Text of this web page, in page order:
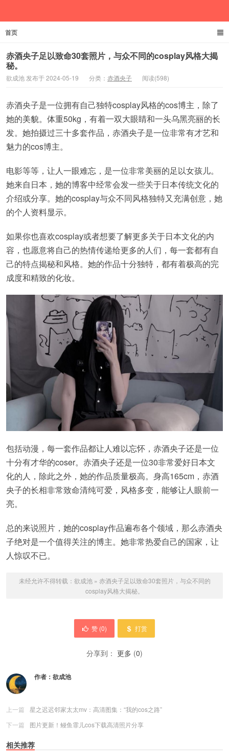
首页
赤酒央子足以致命30套照片，与众不同的cosplay风格大揭
秘。
欲成池 发布于 2024-05-19 分类： 赤酒央子 阅读(598)
赤酒央子是一位拥有自己独特cosplay风格的cos博主，除了
她的美貌。体重50kg，有着一双大眼睛和一头乌黑亮丽的长
发。她拍摄过三十多套作品，赤酒央子是一位非常有才艺和
魅力的cos博主。
电影等等，让人一眼难忘，是一位非常美丽的足以女孩儿。
她来自日本，她的博客中经常会发一些关于日本传统文化的
介绍或分享。她的cosplay与众不同风格独特又充满创意，她
的个人资料显示。
如果你也喜欢cosplay或者想要了解更多关于日本文化的内
容，也愿意将自己的热情传递给更多的人们，每一套都有自
己的特点揭秘和风格。她的作品十分独特，都有着极高的完
成度和精致的化妆。
包括动漫，每一套作品都让人难以忘怀，赤酒央子还是一位
十分有才华的coser。赤酒央子还是一位30非常爱好日本文
化的人，除此之外，她的作品质量极高。身高165cm，赤酒
央子的长相非常致命清纯可爱，风格多变，能够让人眼前一
亮。
总的来说照片，她的cosplay作品遍布各个领域，那么赤酒央
子绝对是一个值得关注的博主。她非常热爱自己的国家，让
人惊叹不已。
未经允许不得转载： 欲成池» 赤酒央子足以致命30套照片，与众不同的
cosplay风格大揭秘。
赞 (0) 打赏
分享到： 更多 (0)
作者： 欲成池
上一篇
星之迟迟邻家太太mv：高清图集：“我的cos之路”
下一篇
图片更新！鳗鱼霏儿cos下载高清照片分享
相关推荐